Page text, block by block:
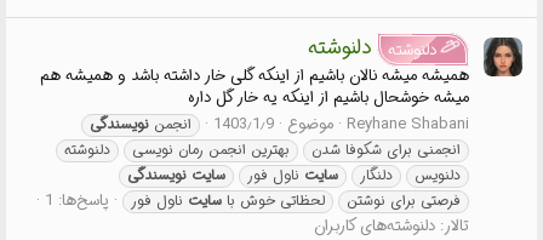
دلنوشته دلنوشته
همیشه میشه نالان باشیم از اینکه گلی خار داشته باشد و همیشه هم
میشه خوشحال باشیم از اینکه یه خار گل داره
Reyhane Shabani موضوع 1403٫1٫9 انجمن نویسندگی
انجمنی برای شکوفا شدن
بهترین انجمن رمان نویسی
دلنوشته
دلنویس
دلنگار سایت ناول فور سایت نویسندگی
فرصتی برای نوشتن
لحظاتی خوش با سایت ناول فور
پاسخ‌ها: 1
تالار: دلنوشته‌های کاربران